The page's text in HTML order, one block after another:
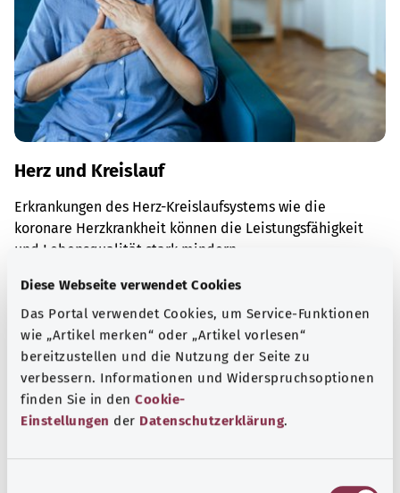
Diese Webseite verwendet Cookies
Das Portal verwendet Cookies, um Service-Funktionen
wie „Artikel merken“ oder „Artikel vorlesen“
bereitzustellen und die Nutzung der Seite zu
verbessern. Informationen und Widerspruchsoptionen
finden Sie in den Cookie-
Einstellungen der Datenschutzerklärung.
Herz und Kreislauf
Erkrankungen des Herz-Kreislaufsystems wie die
koronare Herzkrankheit können die Leistungsfähigkeit
und Lebensqualität stark mindern.
Mehr erfahren